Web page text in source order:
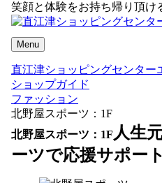
笑顔と体験をお持ち帰り頂け
Menu
直江津ショッピングセンター
ショップガイド
ファッション
北野屋スポーツ：1F
北野屋スポーツ：1F 人生
ーツで応援サポー